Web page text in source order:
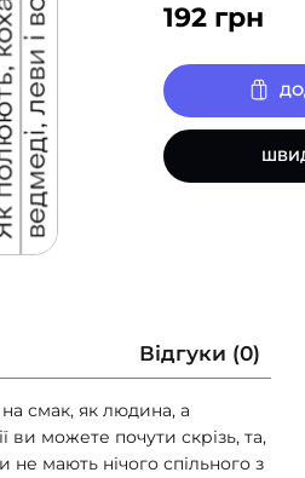
192 грн
Відгуки (0)
смак, як людина, а
ви можете почути скрізь, та,
не мають нічого спільного з